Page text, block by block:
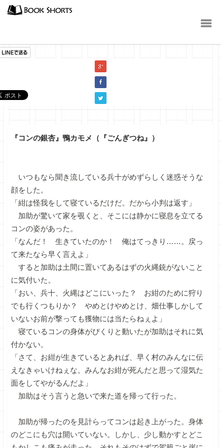
『コンの銀杏』鴨カモメ（『ごんぎつね』）
いつもなら聞き流している兵十がめずらしく迷惑そうな
顔をした。
「紺は怪我をして寝ているだけだ。だから小判は返す」
加助が驚いて家を覗くと、そこには静かに寝息を立てる
コンの姿があった。
「なんだ！ 生きていたのか！ 俺はてっきり……。戻っ
て来たなら早く言えよ」
すると加助は土間に置いてあるはずの火縄銃がないこと
に気付いた。
「おい、兵十、火縄はどこにいった？ お紺のために狩り
でも行くつもりか？ やめとけやめとけ、畑仕事しかして
いないお前が撃っても獲物には当たらねぇよ」
寝ているコンの身体がぴくりと動いたが加助はそれに気
付かない。
「さて、お紺が生きているとあれば、早く村のみんなに伝
えなきゃいけねぇな。みんなお紺が死んだと思って湿気た
面をしてやがるんだよ」
加助はそう言うと急いで来た道を帰って行った。
加助が帰ったのを見計らってコンは起き上がった。身体
のどこにも穴は開いていない。しかし、少し動かすとどこ